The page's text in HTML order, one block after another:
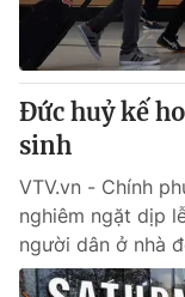
Đức huỷ kế
sinh
VTV.vn - Chính
nghiêm ngặt dịp
người dân ở nhà